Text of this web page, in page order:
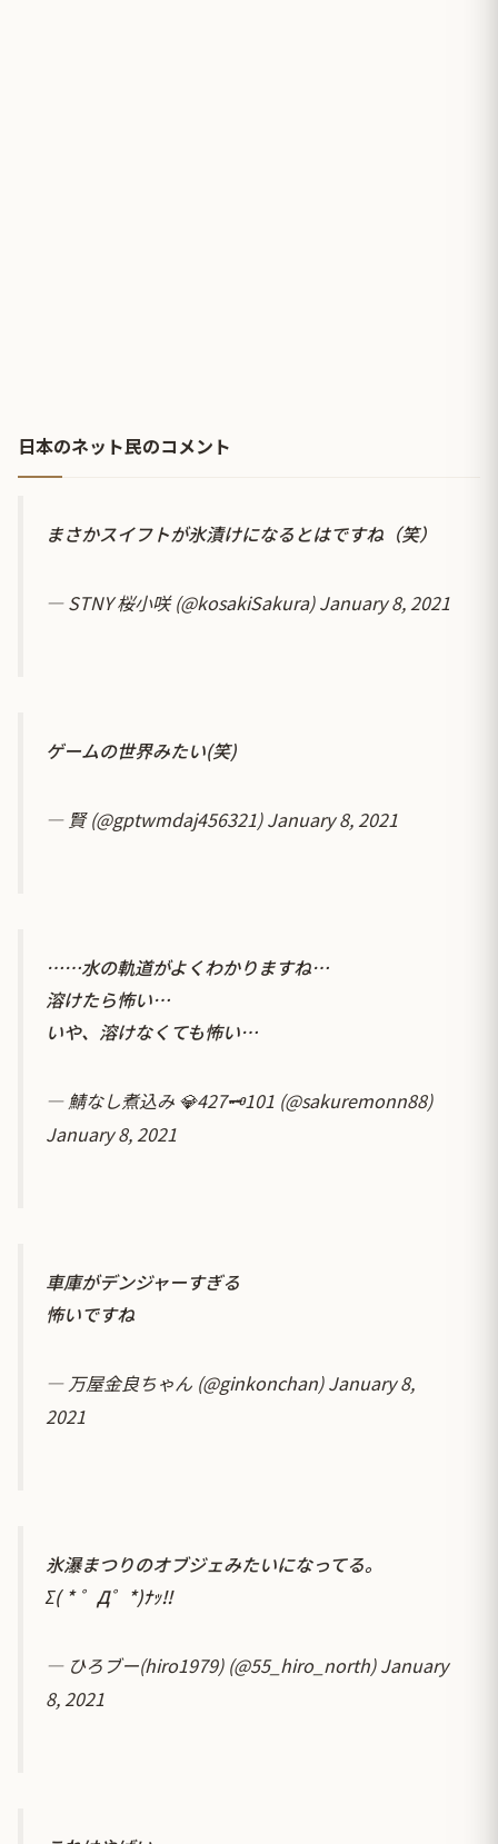
日本のネット民のコメント
まさかスイフトが氷漬けになるとはですね（笑）
— STNY 桜小咲 (@kosakiSakura)January 8, 2021
ゲームの世界みたい(笑)
— 賢 (@gptwmdaj456321)January 8, 2021
……水の軌道がよくわかりますね…
溶けたら怖い…
いや、溶けなくても怖い…
— 鯖なし煮込み 💎427🗝101 (@sakuremonn88)
January 8, 2021
車庫がデンジャーすぎる
怖いですね
— 万屋金良ちゃん (@ginkonchan)January 8,
2021
氷瀑まつりのオブジェみたいになってる。
Σ( * ゜Д゜*)ﾅｯ!!
— ひろブー(hiro1979) (@55_hiro_north)January
8, 2021